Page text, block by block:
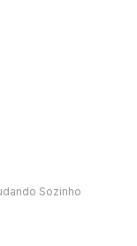
Sozinho